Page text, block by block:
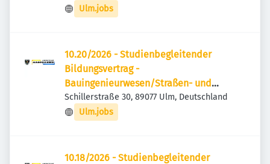
Ulm.jobs
10.20/2026 - Studienbegleitender
Bildungsvertrag -
Bauingenieurwesen/Straßen- und
Verkehrsplanung (B. Eng.) (w/m/d)
Schillerstraße 30, 89077 Ulm, Deutschland
Ulm.jobs
10.18/2026 - Studienbegleitender